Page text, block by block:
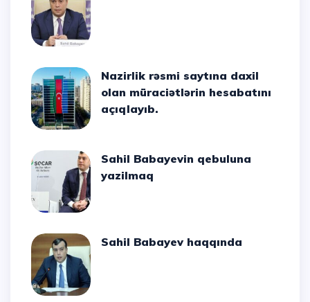
Nazirlik rəsmi saytına daxil
olan müraciətlərin hesabatını
açıqlayıb.
Sahil Babayevin qebuluna
yazilmaq
Sahil Babayev haqqında